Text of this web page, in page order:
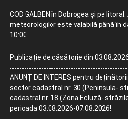
COD GALBEN în Dobrogea și pe
meteorologilor este valabilă până în
10:00
Publicație de căsătorie din 03.08.2026
ANUNȚ DE INTERES pentru
sector cadastral nr. 30 (Peninsula-
cadastral nr. 18 (Zona Ecluză-
perioada 03.08.2026-07.08.2026!